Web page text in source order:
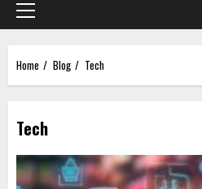
Home Blog Tech
Tech